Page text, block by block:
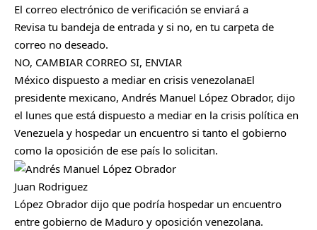
El correo electrónico de verificación se enviará a
Revisa tu bandeja de entrada y si no, en tu carpeta de
correo no deseado.
NO, CAMBIAR CORREO SI, ENVIAR
México dispuesto a mediar en crisis venezolanaEl
presidente mexicano, Andrés Manuel López Obrador, dijo
el lunes que está dispuesto a mediar en la crisis política en
Venezuela y hospedar un encuentro si tanto el gobierno
como la oposición de ese país lo solicitan.
Juan Rodriguez
López Obrador dijo que podría hospedar un encuentro
entre gobierno de Maduro y oposición venezolana.